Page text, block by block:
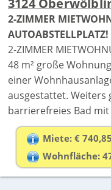
2-ZIMMER
AUTOABSTELLPLATZ!
2-ZIMMER
48 m² große
einer
ausgestattet. Weiters
barrierefreies Bad mit
Miete: € 740,85
Wohnfläche: